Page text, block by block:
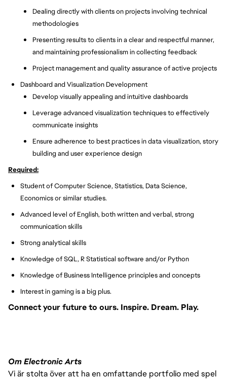
Dealing directly with clients on projects involving technical
methodologies
Presenting results to clients in a clear and respectful manner,
and maintaining professionalism in collecting feedback
Project management and quality assurance of active projects
Dashboard and Visualization Development
Develop visually appealing and intuitive dashboards
Leverage advanced visualization techniques to effectively
communicate insights
Ensure adherence to best practices in data visualization, story
building and user experience design
Required:
Student of Computer Science, Statistics, Data Science,
Economics or similar studies.
Advanced level of English, both written and verbal, strong
communication skills
Strong analytical skills
Knowledge of SQL, R Statistical software and/or Python
Knowledge of Business Intelligence principles and concepts
Interest in gaming is a big plus.
Connect your future to ours. Inspire. Dream. Play.
Om Electronic Arts
Vi är stolta över att ha en omfattande portfolio med spel